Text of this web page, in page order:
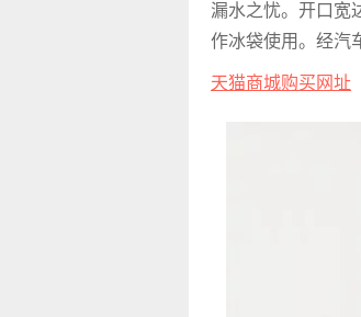
漏水之忧。开口宽
作冰袋使用。经汽
天猫商城购买网址